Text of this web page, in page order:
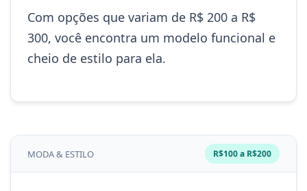
Com opções que variam de R$ 200 a R$
300, você encontra um modelo funcional e
cheio de estilo para ela.
MODA & ESTILO R$100 a R$200